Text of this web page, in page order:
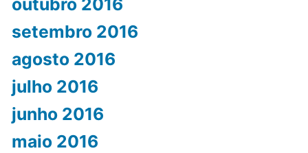
outubro 2016
setembro 2016
agosto 2016
julho 2016
junho 2016
maio 2016